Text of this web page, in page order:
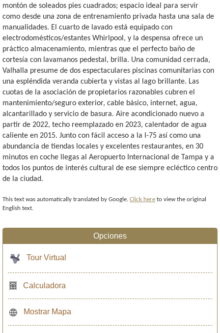
montón de soleados pies cuadrados; espacio ideal para servir
como desde una zona de entrenamiento privada hasta una sala de
manualidades. El cuarto de lavado está equipado con
electrodomésticos/estantes Whirlpool, y la despensa ofrece un
práctico almacenamiento, mientras que el perfecto baño de
cortesía con lavamanos pedestal, brilla. Una comunidad cerrada,
Valhalla presume de dos espectaculares piscinas comunitarias con
una espléndida veranda cubierta y vistas al lago brillante. Las
cuotas de la asociación de propietarios razonables cubren el
mantenimiento/seguro exterior, cable básico, internet, agua,
alcantarillado y servicio de basura. Aire acondicionado nuevo a
partir de 2022, techo reemplazado en 2023, calentador de agua
caliente en 2015. Junto con fácil acceso a la I-75 así como una
abundancia de tiendas locales y excelentes restaurantes, en 30
minutos en coche llegas al Aeropuerto Internacional de Tampa y a
todos los puntos de interés cultural de ese siempre ecléctico centro
de la ciudad.
This text was automatically translated by Google. Click here to view the original
English text.
Opciones
Tour Virtual
Calculadora
Mostrar Mapa